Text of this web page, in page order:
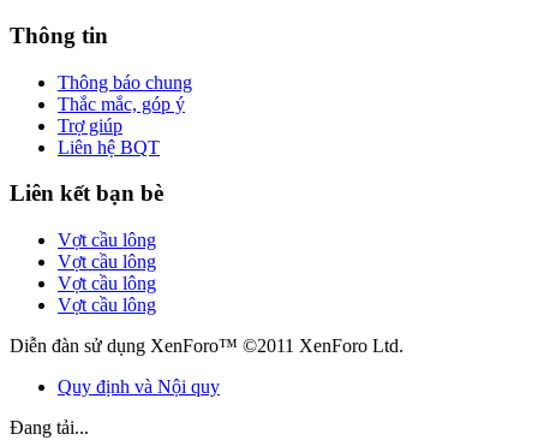
Thông tin
Thông báo chung
Thắc mắc, góp ý
Trợ giúp
Liên hệ BQT
Liên kết bạn bè
Vợt cầu lông
Vợt cầu lông
Vợt cầu lông
Vợt cầu lông
Diễn đàn sử dụng XenForo™ ©2011 XenForo Ltd.
Quy định và Nội quy
Đang tải...